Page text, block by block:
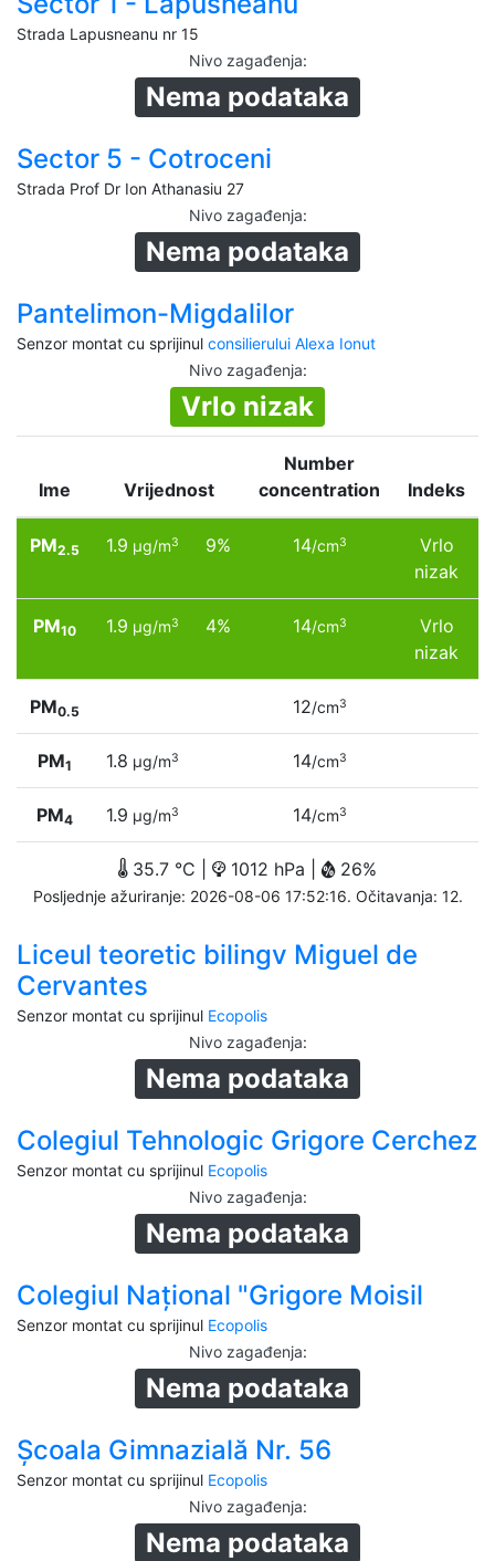
Strada Lapusneanu nr 15
Nivo zagađenja:
Nema podataka
Sector 5 - Cotroceni
Strada Prof Dr Ion Athanasiu 27
Nivo zagađenja:
Nema podataka
Pantelimon-Migdalilor
Senzor montat cu sprijinul consilierului Alexa Ionut
Nivo zagađenja:
Vrlo nizak
Ime Vrijednost
Number
concentration
Indeks
PM2.5 1.9 µg/m3 9% 14/cm3
Vrlo
nizak
PM10 1.9 µg/m3 4% 14/cm3
Vrlo
nizak
PM0.5 12/cm3
PM1 1.8 µg/m3 14/cm3
PM4 1.9 µg/m3 14/cm3
35.7 °C | 1012 hPa | 26%
Posljednje ažuriranje: 2026-08-06 17:52:16. Očitavanja: 12.
Liceul teoretic bilingv Miguel de
Cervantes
Senzor montat cu sprijinul Ecopolis
Nivo zagađenja:
Nema podataka
Colegiul Tehnologic Grigore Cerchez
Senzor montat cu sprijinul Ecopolis
Nivo zagađenja:
Nema podataka
Colegiul Național "Grigore Moisil
Senzor montat cu sprijinul Ecopolis
Nivo zagađenja:
Nema podataka
Școala Gimnazială Nr. 56
Senzor montat cu sprijinul Ecopolis
Nivo zagađenja:
Nema podataka